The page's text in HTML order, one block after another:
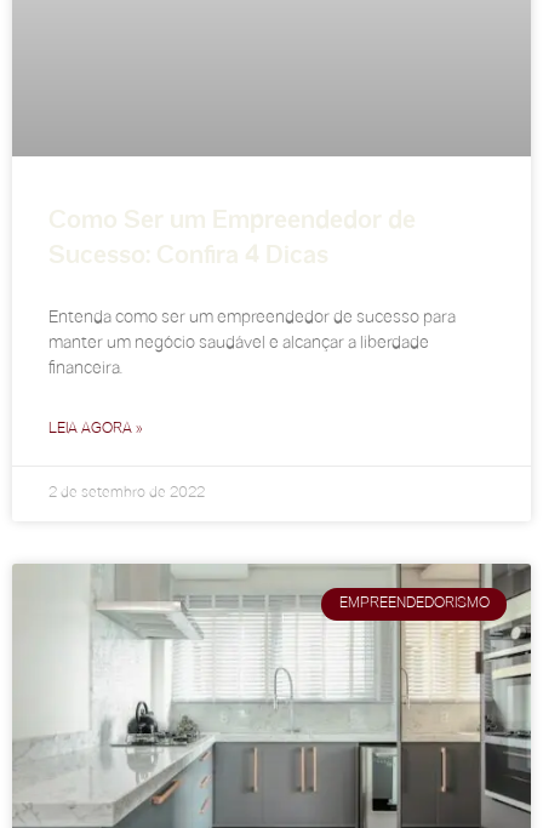
Como Ser um Empreendedor de
Sucesso: Confira 4 Dicas
Entenda como ser um empreendedor de sucesso para
manter um negócio saudável e alcançar a liberdade
financeira.
LEIA AGORA »
2 de setembro de 2022
EMPREENDEDORISMO